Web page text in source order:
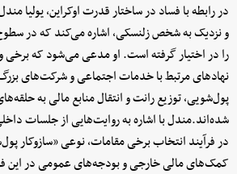
در رابطه با فساد در ساختار قدرت اوکراین، یولیا
و نزدیک به شخص زلنسکی، اشاره می‌کند که در
را در اختیار گرفته است. او مدعی می‌شود که برخی
نهادهای مرتبط با خدمات اجتماعی و شرکت‌های
پول‌شویی، توزیع رانت و انتقال منابع مالی به
شده‌اند.مندل با اشاره به روایت‌هایی از جلسات
در فرآیند انتخاب برخی مقامات، نوعی «سازوکار
کمک‌های مالی خارجی و بودجه‌های عمومی در این